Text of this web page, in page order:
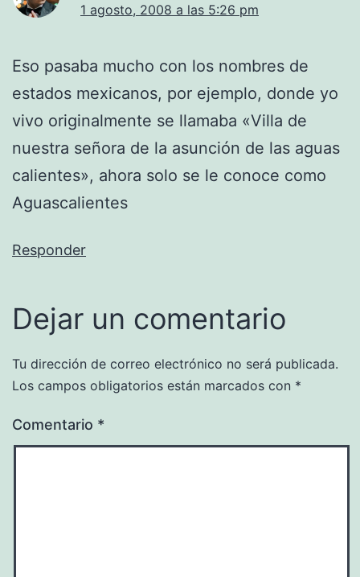
1 agosto, 2008 a las 5:26 pm
Eso pasaba mucho con los nombres de
estados mexicanos, por ejemplo, donde yo
vivo originalmente se llamaba «Villa de
nuestra señora de la asunción de las aguas
calientes», ahora solo se le conoce como
Aguascalientes
Responder
Dejar un comentario
Tu dirección de correo electrónico no será publicada.
Los campos obligatorios están marcados con *
Comentario *